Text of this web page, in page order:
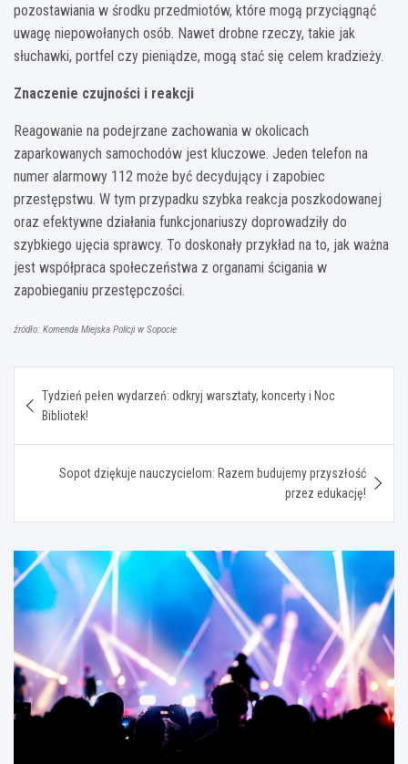
pozostawiania w środku przedmiotów, które mogą przyciągnąć
uwagę niepowołanych osób. Nawet drobne rzeczy, takie jak
słuchawki, portfel czy pieniądze, mogą stać się celem kradzieży.
Znaczenie czujności i reakcji
Reagowanie na podejrzane zachowania w okolicach
zaparkowanych samochodów jest kluczowe. Jeden telefon na
numer alarmowy 112 może być decydujący i zapobiec
przestępstwu. W tym przypadku szybka reakcja poszkodowanej
oraz efektywne działania funkcjonariuszy doprowadziły do
szybkiego ujęcia sprawcy. To doskonały przykład na to, jak ważna
jest współpraca społeczeństwa z organami ścigania w
zapobieganiu przestępczości.
źródło: Komenda Miejska Policji w Sopocie
wpisu
Tydzień pełen wydarzeń: odkryj warsztaty, koncerty i Noc
Bibliotek!
Sopot dziękuje nauczycielom: Razem budujemy przyszłość
przez edukację!